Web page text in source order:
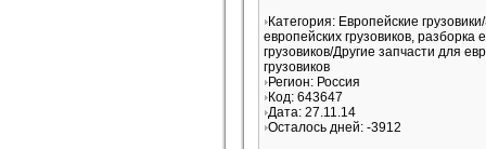
Категория: Европейские
европейских грузовиков, разборка
грузовиков/Другие запчасти для
грузовиков
Регион: Россия
Код: 643647
Дата: 27.11.14
Осталось дней: -3912